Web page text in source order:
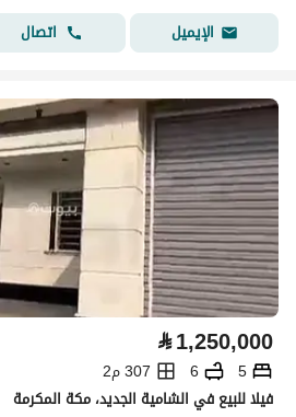
الإيميل
اتصال
⃁1,250,000
5
6
307 م2
فيلا للبيع في الشامية الجديد، مكة المكرمة